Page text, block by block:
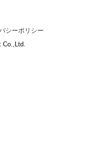
シーポリシー
Co.,Ltd.